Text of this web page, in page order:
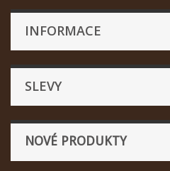
INFORMACE
SLEVY
NOVÉ PRODUKTY